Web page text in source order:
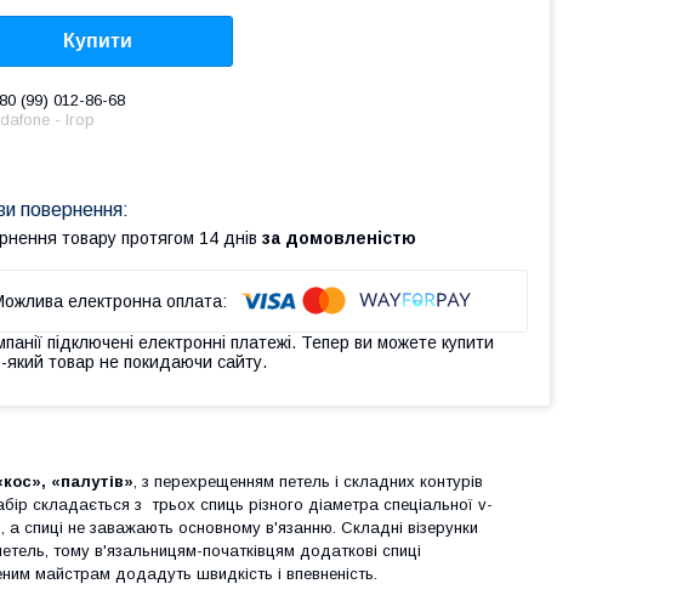
Купити
(99) 012-86-68
- Ігор
товару протягом 14 днів за домовленістю
підключені електронні платежі. Тепер ви можете купити
який товар не покидаючи сайту.
«палутів» , з перехрещенням петель і складних контурів
складається з трьох спиць різного діаметра спеціальної v-
а спиці не заважають основному в'язанню. Складні візерунки
тому в'язальницям-початківцям додаткові спиці
майстрам додадуть швидкість і впевненість.